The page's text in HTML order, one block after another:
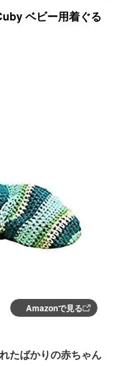
ベビー用着ぐる
Amazonで見る
たばかりの赤ちゃん